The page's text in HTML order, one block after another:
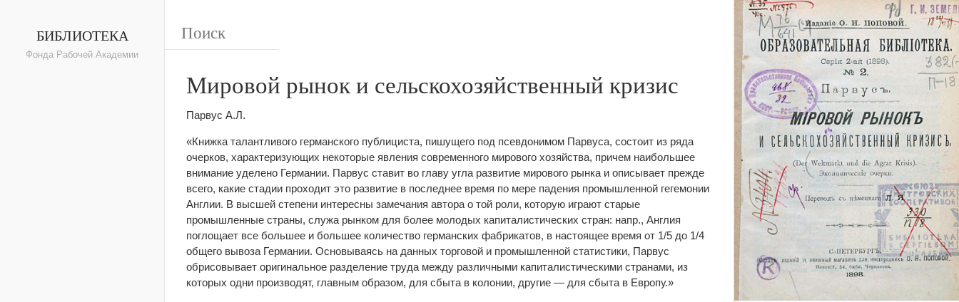
БИБЛИОТЕКА
Фонда Рабочей Академии
Мировой рынок и сельскохозяйственный кризис
Парвус А.Л.
«Книжка талантливого германского публициста, пишущего под псевдонимом Парвуса, состоит из ряда
очерков, характеризующих некоторые явления современного мирового хозяйства, причем наибольшее
внимание уделено Германии. Парвус ставит во главу угла развитие мирового рынка и описывает прежде
всего, какие стадии проходит это развитие в последнее время по мере падения промышленной гегемонии
Англии. В высшей степени интересны замечания автора о той роли, которую играют старые
промышленные страны, служа рынком для более молодых капиталистических стран: напр., Англия
поглощает все большее и большее количество германских фабрикатов, в настоящее время от 1/5 до 1/4
общего вывоза Германии. Основываясь на данных торговой и промышленной статистики, Парвус
обрисовывает оригинальное разделение труда между различными капиталистическими странами, из
которых одни производят, главным образом, для сбыта в колонии, другие — для сбыта в Европу.»